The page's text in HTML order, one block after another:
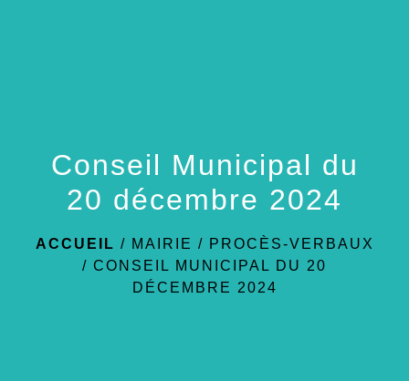
Conseil Municipal du
20 décembre 2024
ACCUEIL / MAIRIE / PROCÈS-VERBAUX
/ CONSEIL MUNICIPAL DU 20
DÉCEMBRE 2024